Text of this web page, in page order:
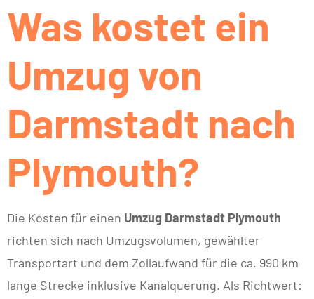
Was kostet ein
Umzug von
Darmstadt nach
Plymouth?
Die Kosten für einen Umzug Darmstadt Plymouth
richten sich nach Umzugsvolumen, gewählter
Transportart und dem Zollaufwand für die ca. 990 km
lange Strecke inklusive Kanalquerung. Als Richtwert: